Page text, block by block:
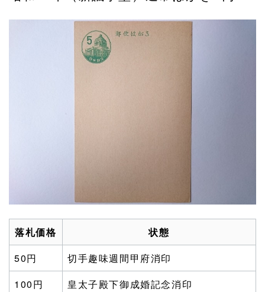
落札価格
状態
50円
切手趣味週間甲府消印
100円
皇太子殿下御成婚記念消印